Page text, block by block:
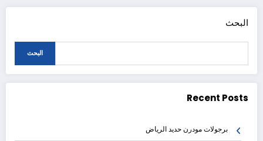
البحث
البحث
Recent Posts
برجولات مودرن حديد الرياض